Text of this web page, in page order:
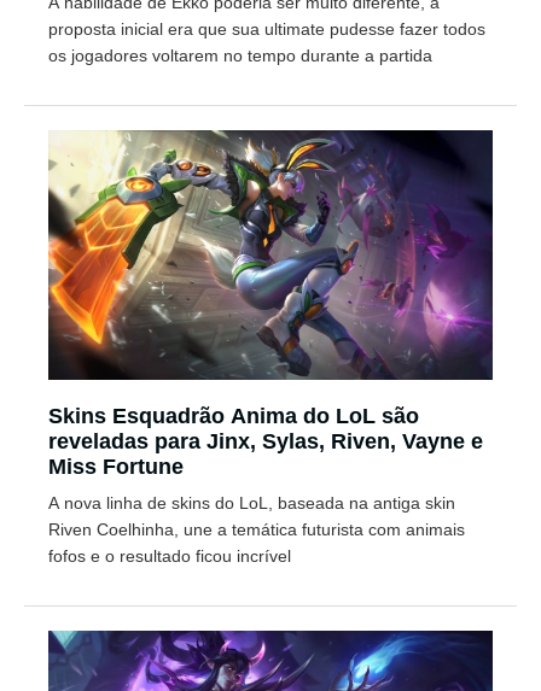
proposta inicial era que sua ultimate pudesse fazer todos
os jogadores voltarem no tempo durante a partida
Skins Esquadrão Anima do LoL são
reveladas para Jinx, Sylas, Riven, Vayne e
Miss Fortune
A nova linha de skins do LoL, baseada na antiga skin
Riven Coelhinha, une a temática futurista com animais
fofos e o resultado ficou incrível